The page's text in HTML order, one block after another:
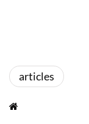
articles